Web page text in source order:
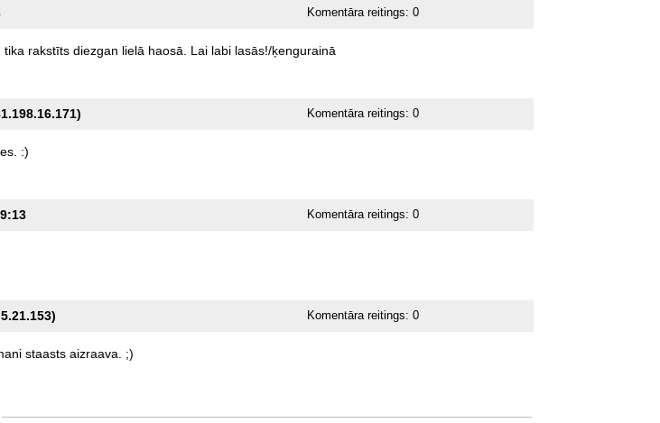
Komentāra reitings:0
tika rakstīts diezgan lielā haosā. Lai labi lasās!/ķengurainā
Komentāra reitings:0
:)
Komentāra reitings:0
Komentāra reitings:0
staasts aizraava.
;)